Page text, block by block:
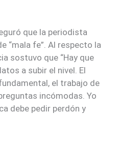
que la periodista
“mala fe”. Al respecto la
sostuvo que “Hay que
a subir el nivel. El
el trabajo de
incómodas. Yo
debe pedir perdón y